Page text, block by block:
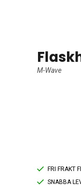
M-Wave
FRI FRAKT
SNABBA